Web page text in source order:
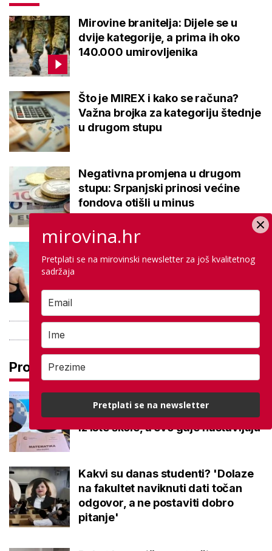
Mirovine branitelja: Dijele se u
dvije kategorije, a prima ih oko
140.000 umirovljenika
Što je MIREX i kako se računa?
Važna brojka za kategoriju štednje
u drugom stupu
Negativna promjena u drugom
stupu: Srpanjski prinosi većine
fondova otišli u minus
besplatno: Građani se mogu
Pročitaj još
potpuno različitih predmeta: Stižu
iz iste škole, a evo gdje nastavljaju
Kakvi su danas studenti? 'Dolaze
na fakultet naviknuti dati točan
odgovor, a ne postaviti dobro
pitanje'
mirovina.hr
Pretplati se na mirovinski newsletter za još kvalitetnog
sadržaja
Pretplati se na newsletter